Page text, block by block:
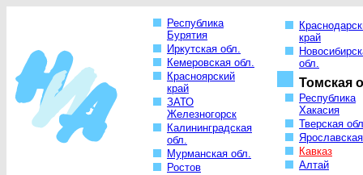
Республика
Бурятия
Иркутская обл.
Кемеровская обл.
Красноярский
край
ЗАТО
Железногорск
Калининградская
обл.
Мурманская обл.
Ростов
край
обл.
Томская
Республика
Хакасия
Тверская
Кавказ
Алтай